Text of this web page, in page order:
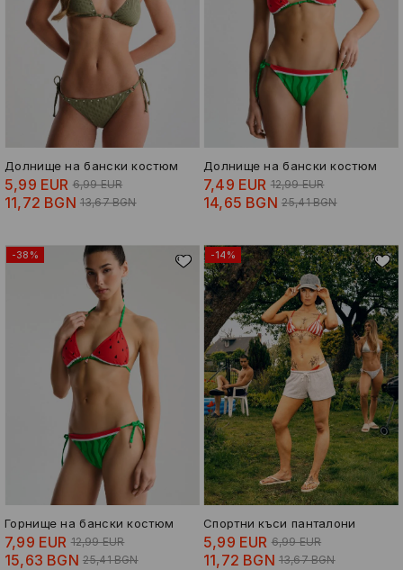
Долнище на бански костюм
5,99 EUR 6,99 EUR
11,72 BGN 13,67 BGN
Долнище на бански костюм
7,49 EUR 12,99 EUR
14,65 BGN 25,41 BGN
-38%
Горнище на бански костюм
7,99 EUR 12,99 EUR
15,63 BGN 25,41 BGN
-14%
Спортни къси панталони
5,99 EUR 6,99 EUR
11,72 BGN 13,67 BGN